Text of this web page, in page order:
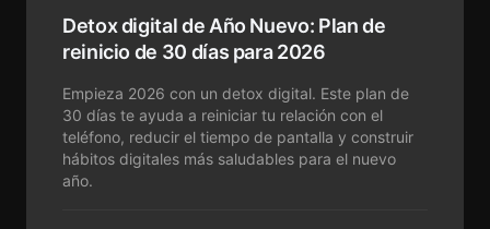
Detox digital de Año Nuevo: Plan de
reinicio de 30 días para 2026
Empieza 2026 con un detox digital. Este plan de
30 días te ayuda a reiniciar tu relación con el
teléfono, reducir el tiempo de pantalla y construir
hábitos digitales más saludables para el nuevo
año.